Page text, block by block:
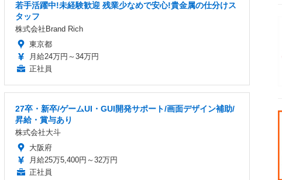
若手活躍中!未経験歓迎 残業少なめで安心!貴金属の仕分けス
タッフ
株式会社Brand Rich
東京都
月給24万円～34万円
正社員
27卒・新卒/ゲームUI・GUI開発サポート/画面デザイン補助/
昇給・賞与あり
株式会社大斗
大阪府
月給25万5,400円～32万円
正社員